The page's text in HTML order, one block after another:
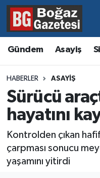
Gündem Asayiş
HABERLER ASAYIŞ
Sürücü
hayatını
Kontrolden çıkan
çarpması sonucu
yaşamını yitirdi
Asayiş
Eğitim
Ekonomi
Gündem
Kültür ve Sanat
Magazin
Hava Durumu
Trafik Durumu
Süper Lig Puan
Tüm Manşetler
Son Dakika
Haber Arşivi